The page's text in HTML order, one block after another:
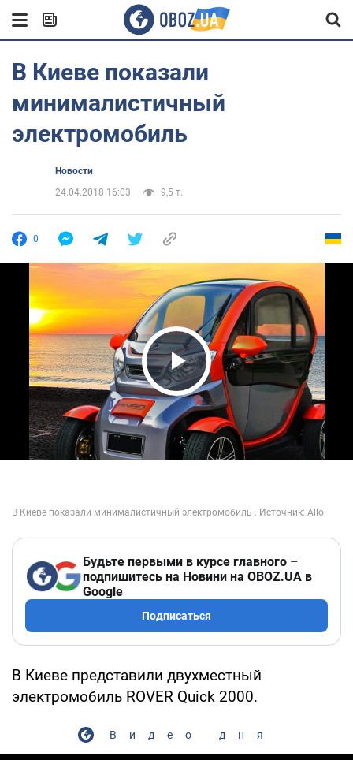
В Киеве показали
минималистичный
электромобиль
Новости
24.04.2018 16:03
9,5 т.
0
Play Video
Будьте первыми в курсе главного –
подпишитесь на Новини на OBOZ.UA в
Google
Подписаться
В Киеве представили двухместный
электромобиль ROVER Quick 2000.
Видео дня